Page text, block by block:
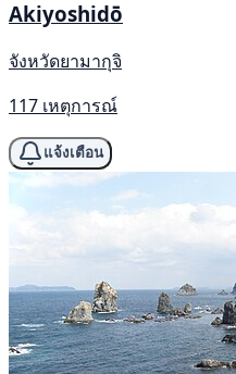
Akiyoshidō
จังหวัดยามากุจิ
117 เหตุการณ์
แจ้งเตือน